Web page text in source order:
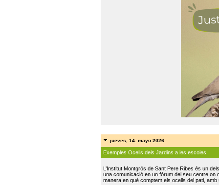
jueves, 14. mayo 2026
Exemples Ocells dels Jardins a les escoles
L’Institut Montgrós de Sant Pere Ribes és un
una comunicació en un fòrum del seu centre on
manera en què comptem els ocells del pati,